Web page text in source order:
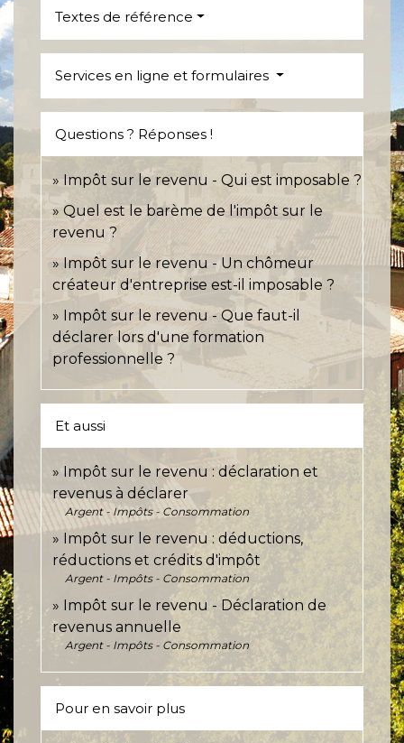
Textes de référence
Services en ligne et formulaires
Questions ? Réponses !
Impôt sur le revenu - Qui est imposable ?
Quel est le barème de l'impôt sur le
revenu ?
Impôt sur le revenu - Un chômeur
créateur d'entreprise est-il imposable ?
Impôt sur le revenu - Que faut-il
déclarer lors d'une formation
professionnelle ?
Et aussi
Impôt sur le revenu : déclaration et
revenus à déclarer
Argent - Impôts - Consommation
Impôt sur le revenu : déductions,
réductions et crédits d'impôt
Argent - Impôts - Consommation
Impôt sur le revenu - Déclaration de
revenus annuelle
Argent - Impôts - Consommation
Pour en savoir plus